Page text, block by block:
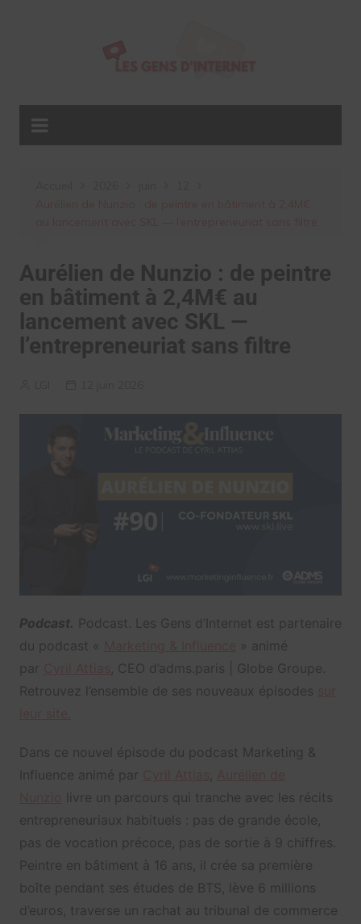
Aurélien de Nunzio : de peintre
en bâtiment à 2,4M€ au
lancement avec SKL —
l’entrepreneuriat sans filtre
Podcast. Podcast. Les Gens d’Internet est partenaire
du podcast «
» animé
par
, CEO d’adms.paris | Globe Groupe.
Retrouvez l’ensemble de ses nouveaux épisodes
Dans ce nouvel épisode du podcast Marketing &
Influence animé par
,
livre un parcours qui tranche avec les récits
entrepreneuriaux habituels : pas de grande école,
pas de vocation précoce, pas de sortie à 9 chiffres.
Peintre en bâtiment à 16 ans, il crée sa première
boîte pendant ses études de BTS, lève 6 millions
d’euros, traverse un rachat au tribunal de commerce